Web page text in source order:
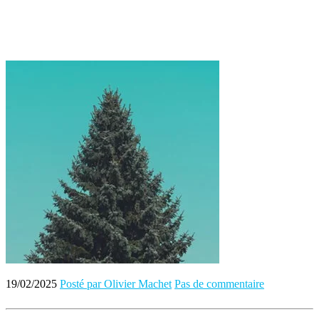
19/02/2025 Posté par Olivier Machet Pas de commentaire